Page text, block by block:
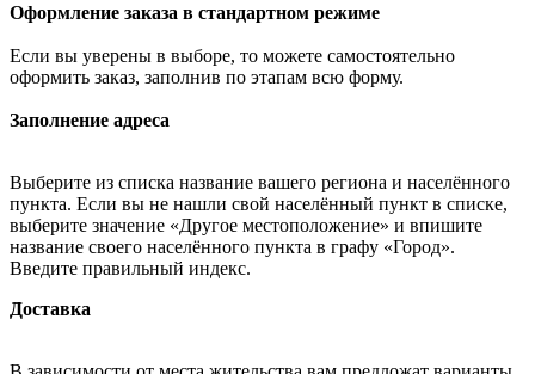
Оформление заказа в стандартном режиме
Если вы уверены в выборе, то можете самостоятельно
оформить заказ, заполнив по этапам всю форму.
Заполнение адреса
Выберите из списка название вашего региона и населённого
пункта. Если вы не нашли свой населённый пункт в списке,
выберите значение «Другое местоположение» и впишите
название своего населённого пункта в графу «Город».
Введите правильный индекс.
Доставка